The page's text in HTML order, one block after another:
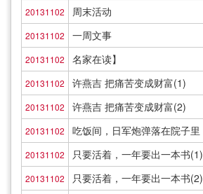
20131102 周末活动
20131102 一周文事
20131102 名家在读】
20131102 许燕吉 把痛苦变成财富(1)
20131102 许燕吉 把痛苦变成财富(2)
20131102 吃饭间，日军炮弹落在院子里
20131102 只要活着，一年要出一本书(1)
20131102 只要活着，一年要出一本书(2)